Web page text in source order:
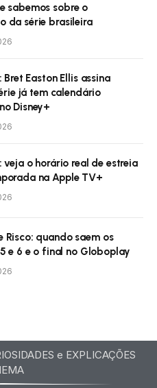
sabemos sobre o
da série brasileira
Bret Easton Ellis assina
já tem calendário
Disney+
veja o horário real de estreia
na Apple TV+
Risco: quando saem os
e 6 e o final no Globoplay
e EXPLICAÇÕES